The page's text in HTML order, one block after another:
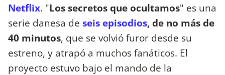
Netflix. "Los secretos que ocultamos" es una
serie danesa de seis episodios, de no más de
40 minutos, que se volvió furor desde su
estreno, y atrapó a muchos fanáticos. El
proyecto estuvo bajo el mando de la